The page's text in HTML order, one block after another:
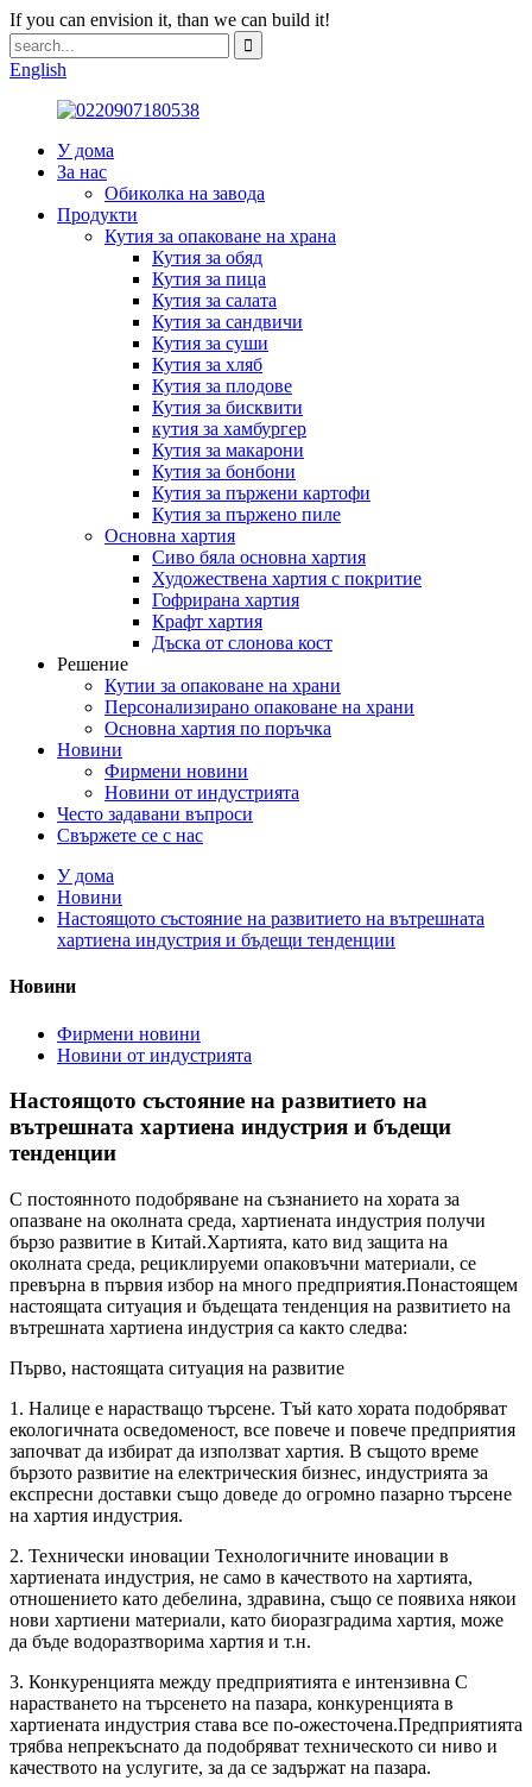
If you can envision it, than we can build it!
English
У дома
За нас
Обиколка на завода
Продукти
Кутия за опаковане на храна
Кутия за обяд
Кутия за пица
Кутия за салата
Кутия за сандвичи
Кутия за суши
Кутия за хляб
Кутия за плодове
Кутия за бисквити
кутия за хамбургер
Кутия за макарони
Кутия за бонбони
Кутия за пържени картофи
Кутия за пържено пиле
Основна хартия
Сиво бяла основна хартия
Художествена хартия с покритие
Гофрирана хартия
Крафт хартия
Дъска от слонова кост
Решение
Кутии за опаковане на храни
Персонализирано опаковане на храни
Основна хартия по поръчка
Новини
Фирмени новини
Новини от индустрията
Често задавани въпроси
Свържете се с нас
У дома
Новини
Настоящото състояние на развитието на вътрешната
хартиена индустрия и бъдещи тенденции
Новини
Фирмени новини
Новини от индустрията
Настоящото състояние на развитието на
вътрешната хартиена индустрия и бъдещи
тенденции
С постоянното подобряване на съзнанието на хората за
опазване на околната среда, хартиената индустрия получи
бързо развитие в Китай.Хартията, като вид защита на
околната среда, рециклируеми опаковъчни материали, се
превърна в първия избор на много предприятия.Понастоящем
настоящата ситуация и бъдещата тенденция на развитието на
вътрешната хартиена индустрия са както следва:
Първо, настоящата ситуация на развитие
1. Налице е нарастващо търсене. Тъй като хората подобряват
екологичната осведоменост, все повече и повече предприятия
започват да избират да използват хартия. В същото време
бързото развитие на електрическия бизнес, индустрията за
експресни доставки също доведе до огромно пазарно търсене
на хартия индустрия.
2. Технически иновации Технологичните иновации в
хартиената индустрия, не само в качеството на хартията,
отношението като дебелина, здравина, също се появиха някои
нови хартиени материали, като биоразградима хартия, може
да бъде водоразтворима хартия и т.н.
3. Конкуренцията между предприятията е интензивна С
нарастването на търсенето на пазара, конкуренцията в
хартиената индустрия става все по-ожесточена.Предприятията
трябва непрекъснато да подобряват техническото си ниво и
качеството на услугите, за да се задържат на пазара.